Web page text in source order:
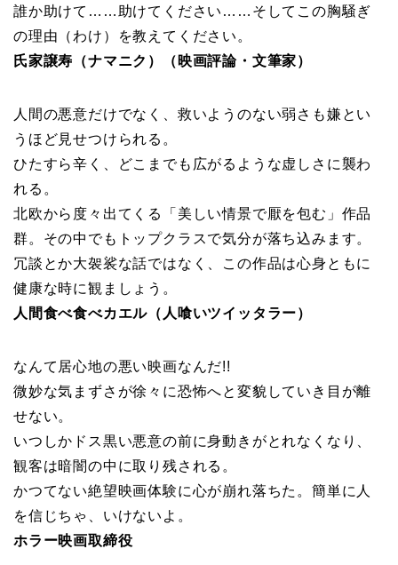
誰か助けて……助けてください……そしてこの胸騒ぎ
の理由（わけ）を教えてください。
氏家譲寿（ナマニク）（映画評論・文筆家）
人間の悪意だけでなく、救いようのない弱さも嫌とい
うほど見せつけられる。
ひたすら辛く、どこまでも広がるような虚しさに襲わ
れる。
北欧から度々出てくる「美しい情景で厭を包む」作品
群。その中でもトップクラスで気分が落ち込みます。
冗談とか大袈裟な話ではなく、この作品は心身ともに
健康な時に観ましょう。
人間食べ食べカエル（人喰いツイッタラー）
なんて居心地の悪い映画なんだ!!
微妙な気まずさが徐々に恐怖へと変貌していき目が離
せない。
いつしかドス黒い悪意の前に身動きがとれなくなり、
観客は暗闇の中に取り残される。
かつてない絶望映画体験に心が崩れ落ちた。簡単に人
を信じちゃ、いけないよ。
ホラー映画取締役